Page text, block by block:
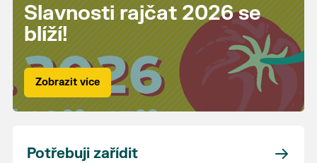
Slavnosti rajčat 2026 se
blíží!
Zobrazit více
Potřebuji zařídit